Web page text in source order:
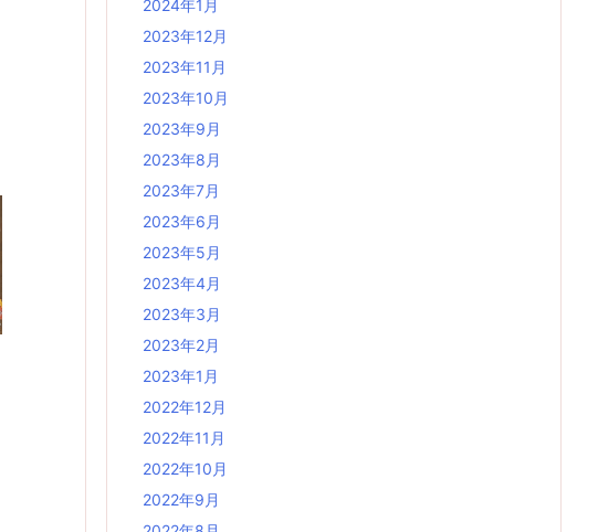
2024年1月
2023年12月
2023年11月
2023年10月
2023年9月
2023年8月
2023年7月
2023年6月
2023年5月
2023年4月
2023年3月
2023年2月
2023年1月
2022年12月
2022年11月
2022年10月
2022年9月